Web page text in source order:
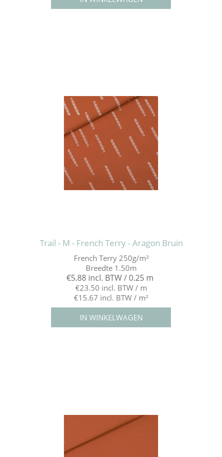
Trail - M - French Terry - Aragon Bruin
French Terry 250g/m²
Breedte 1.50m
€5.88 incl. BTW / 0.25 m
€23.50 incl. BTW / m
€15.67 incl. BTW / m²